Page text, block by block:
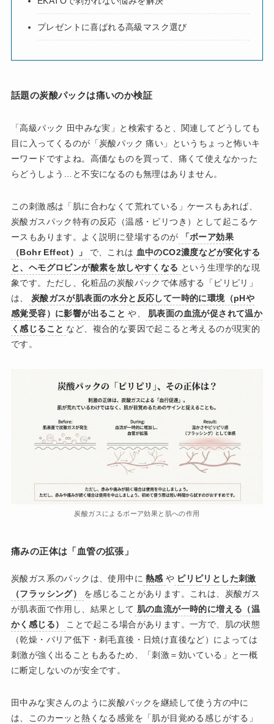
プレゼントに喜ばれる高級マスク選び
話題の炭酸パックは痛いのか検証
「高級パック 田中みな実」と検索すると、関連してどうしても
目に入ってくるのが「炭酸パック 痛い」というちょっと怖いキ
ーワードですよね。高価なものを買って、痛くて使えなかった
らどうしよう…と不安になるのも無理はありません。
この刺激感は「肌に合わなくて荒れている」ケースもあれば、
炭酸ガスパック特有の反応（温感・ピリつき）として起こるケ
ースもあります。よく説明に登場するのが
「ボーア効果
（Bohr Effect）」
で、これは 血中のCO2濃度などが変化する
と、ヘモグロビンが酸素を放しやすくなる という生理学的な現
象です。ただし、化粧品の炭酸パックで体感する「ピリピリ」
は、
炭酸ガスが肌表面の水分と反応して一時的に環境（pHや
感覚受容）に影響が出ること や、
肌表面の血流が促されて温か
く感じること など、複合的な要因で起こると考えるのが現実的
です。
炭酸ガスによるボーア効果と肌への作用
痛みの正体は「血管の拡張」
炭酸ガス系のパックは、使用中に 熱感 や ピリピリとした刺激
（フラッシング）
を感じることがあります。これは、炭酸ガス
が肌表面で作用し、結果として 肌の血流が一時的に増える（温
かく感じる）
ことで起こる場合があります。一方で、肌の状態
（乾燥・バリア低下・剃毛直後・日焼け直後など）によっては
刺激が強く出ることもあるため、「刺激＝効いている」と一概
に断定しないのが安全です。
田中みな実さんのように炭酸パックを継続して使う方の中に
は、このカーッと熱くなる感覚を「肌が目覚める感じがする」